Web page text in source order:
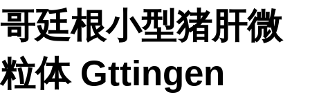
哥廷根小型猪肝微
粒体 Gttingen